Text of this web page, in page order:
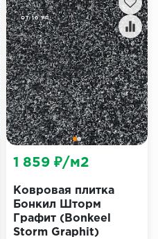
ОТ 10 УП.
Ковровая плитка
Бонкил Шторм
Графит (Bonkeel
Storm Graphit)
1 859 ₽/м2